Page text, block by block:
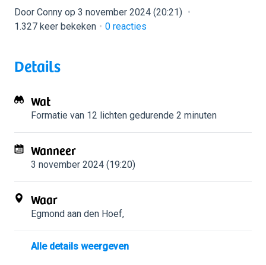
Door Conny op 3 november 2024 (20:21)
1.327 keer bekeken
0 reacties
Details
Wat
Formatie van 12 lichten gedurende 2 minuten
Wanneer
3 november 2024 (19:20)
Waar
Egmond aan den Hoef,
Alle details weergeven